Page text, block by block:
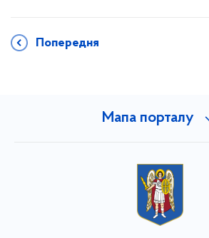
Попередня
Мапа порталу